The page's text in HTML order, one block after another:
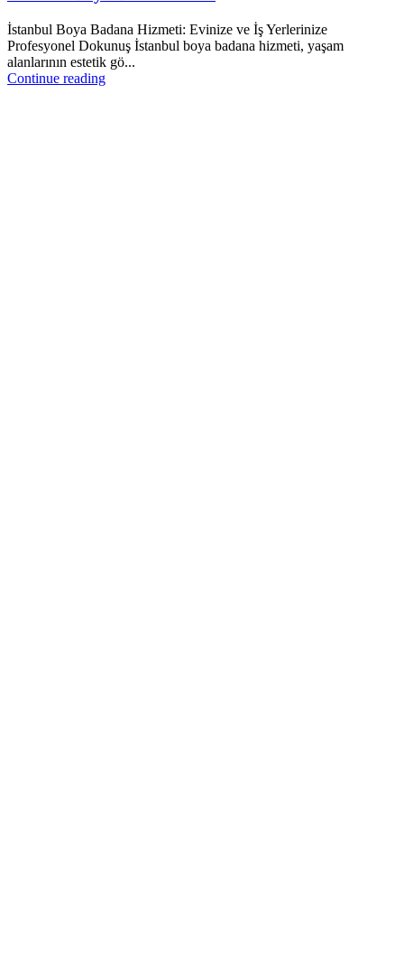
İstanbul Boya Badana Hizmeti: Evinize ve İş Yerlerinize
Profesyonel Dokunuş İstanbul boya badana hizmeti, yaşam
alanlarının estetik gö...
Continue reading